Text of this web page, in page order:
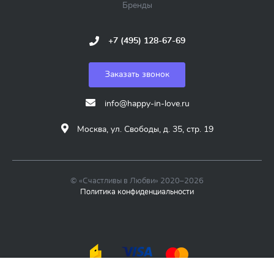
Бренды
+7 (495) 128-67-69
Заказать звонок
info@happy-in-love.ru
Москва, ул. Свободы, д. 35, стр. 19
© «Счастливы в Любви» 2020–2026
Политика конфиденциальности